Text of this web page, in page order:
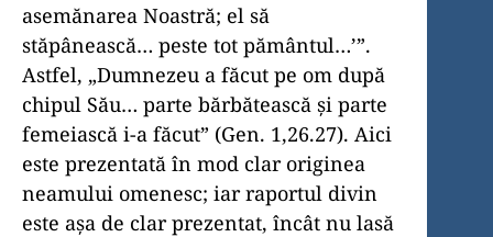
asemănarea Noastră; el să
stăpânească… peste tot pământul…’”.
Astfel, „Dumnezeu a făcut pe om după
chipul Său… parte bărbătească și parte
femeiască i-a făcut” (Gen. 1,26.27). Aici
este prezentată în mod clar originea
neamului omenesc; iar raportul divin
este așa de clar prezentat, încât nu lasă